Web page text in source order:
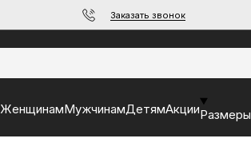
Заказать звонок
ЖенщинамМужчинамДетямАкцииРазмеры